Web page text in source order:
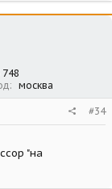
748
москва
#34
"на